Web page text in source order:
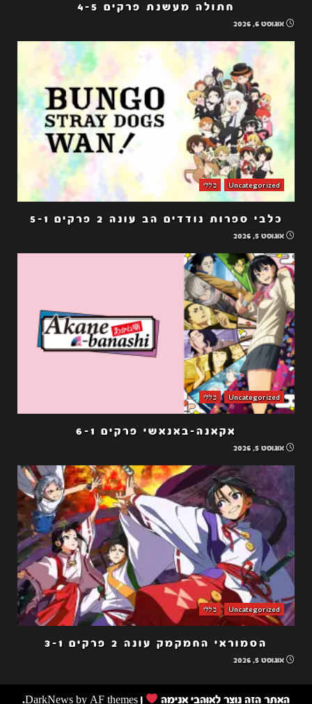
חתולה מעשנת פרקים 4-5
אוגוסט 6, 2026
Uncategorized כללי
כלבי ספרות נודדים הב עונה 2 פרקים 5-1
אוגוסט 5, 2026
Uncategorized כללי
אקאנה-באנאשי פרקים 6-1
אוגוסט 5, 2026
Uncategorized כללי
הסמוראי החמקמק עונה 2 פרקים 3-1
אוגוסט 5, 2026
האתר הזה נוצר לאוהבי אנימה |
DarkNewsby AF themes.